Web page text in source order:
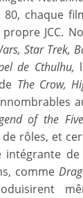
chaque
JCC.
Star Trek,
de Cthulhu,
The Crow,
of the
rôles, et
de
comme